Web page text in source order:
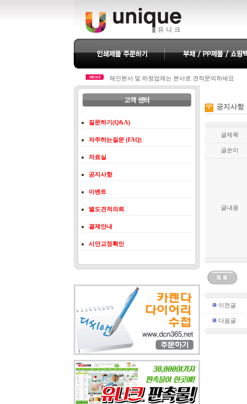
체인본사 및 하청업체는 본사로 견적문의하세요
체인본사 및 하청업체는 본사로 견적문의하세요
질문하기(Q&A)
자주하는질문 (FAQ)
자료실
공지사항
이벤트
별도견적의뢰
결제안내
시안교정확인
공지사항
글제목
글쓴이
글내용
이전글
다음글